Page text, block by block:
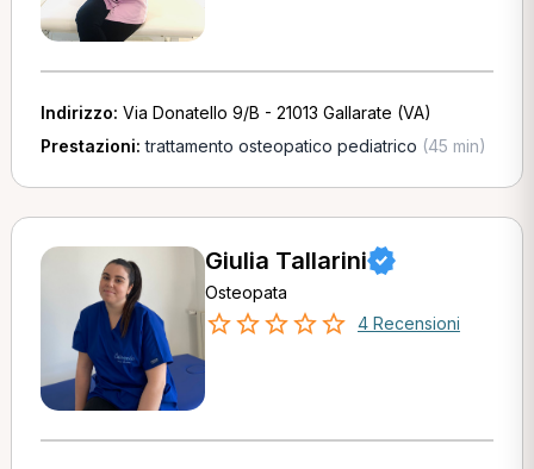
Indirizzo: Via Donatello 9/B - 21013 Gallarate (VA)
Prestazioni:trattamento osteopatico pediatrico (45 min)
Giulia Tallarini
Osteopata
4 Recensioni